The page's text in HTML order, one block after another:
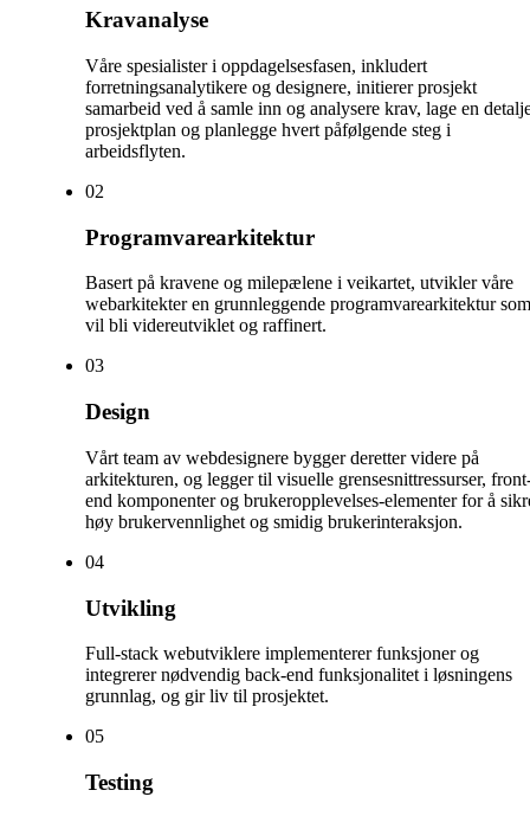
Kravanalyse
Våre spesialister i oppdagelsesfasen, inkludert
forretningsanalytikere og designere, initierer prosjekt
samarbeid ved å samle inn og analysere krav, lage en
prosjektplan og planlegge hvert påfølgende steg i
arbeidsflyten.
02
Programvarearkitektur
Basert på kravene og milepælene i veikartet, utvikler våre
webarkitekter en grunnleggende programvarearkitektur som
vil bli videreutviklet og raffinert.
03
Design
Vårt team av webdesignere bygger deretter videre på
arkitekturen, og legger til visuelle grensesnittressurser,
end komponenter og brukeropplevelses-elementer for å
høy brukervennlighet og smidig brukerinteraksjon.
04
Utvikling
Full-stack webutviklere implementerer funksjoner og
integrerer nødvendig back-end funksjonalitet i løsningens
grunnlag, og gir liv til prosjektet.
05
Testing